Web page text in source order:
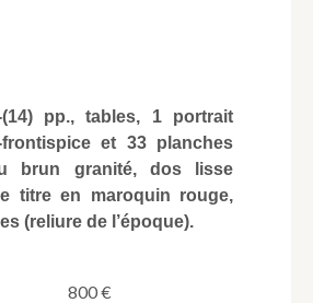
(14) pp., tables, 1 portrait
et 33 planches
brun granité, dos lisse
titre en maroquin rouge,
(reliure de l’époque).
800€